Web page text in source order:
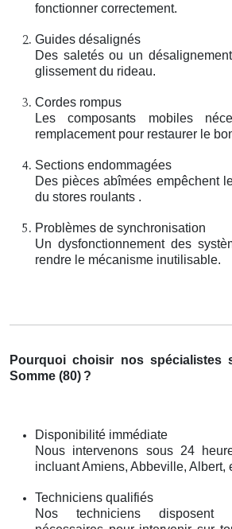
fonctionner correctement.
Guides désalignés
Des saletés ou un
glissement du rideau.
Cordes rompus
Les composants mobiles
remplacement pour restaurer le
Sections endommagées
Des pièces abîmées empêchent
du stores roulants .
Problèmes de synchronisation
Un dysfonctionnement des
rendre le mécanisme inutilisable.
Pourquoi choisir nos spécialistes
Somme (80) ?
Disponibilité immédiate
Nous intervenons sous 24
incluant Amiens, Abbeville, Albert,
Techniciens qualifiés
Nos techniciens disposent